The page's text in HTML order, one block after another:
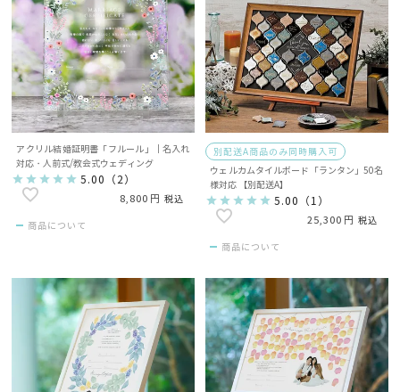
アクリル結婚証明書「フルール」｜名入れ
対応・人前式/教会式ウェディング
5.00 （ 2 ）
8,800 税込
商品について
別配送A商品のみ同時購入可
ウェルカムタイルボード「ランタン」50名
様対応 【別配送A】
5.00 （ 1 ）
25,300 税込
商品について